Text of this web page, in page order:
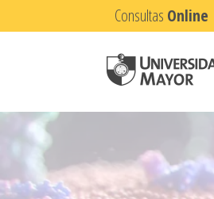
Consultas Online